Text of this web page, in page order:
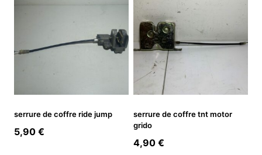
serrure de coffre ride jump
5,90 €
serrure de coffre tnt motor
grido
4,90 €